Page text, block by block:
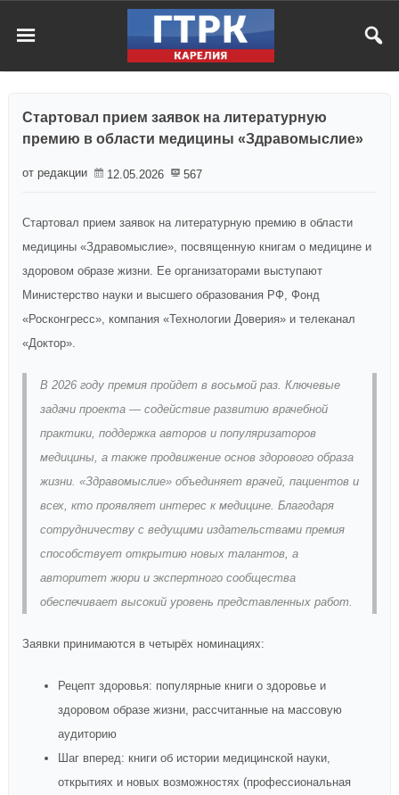
Стартовал прием заявок на литературную
премию в области медицины «Здравомыслие»
от редакции 12.05.2026 567
Стартовал прием заявок на литературную премию в области
медицины «Здравомыслие», посвященную книгам о медицине и
здоровом образе жизни. Ее организаторами выступают
Министерство науки и высшего образования РФ, Фонд
«Росконгресс», компания «Технологии Доверия» и телеканал
«Доктор».
В 2026 году премия пройдет в восьмой раз. Ключевые
задачи проекта — содействие развитию врачебной
практики, поддержка авторов и популяризаторов
медицины, а также продвижение основ здорового образа
жизни. «Здравомыслие» объединяет врачей, пациентов и
всех, кто проявляет интерес к медицине. Благодаря
сотрудничеству с ведущими издательствами премия
способствует открытию новых талантов, а
авторитет жюри и экспертного сообщества
обеспечивает высокий уровень представленных работ.
Заявки принимаются в четырёх номинациях:
Рецепт здоровья: популярные книги о здоровье и
здоровом образе жизни, рассчитанные на массовую
аудиторию
Шаг вперед: книги об истории медицинской науки,
открытиях и новых возможностях (профессиональная